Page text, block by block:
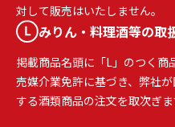
対して販売はいたしません。
みりん・料理酒等の取
掲載商品名頭に「L」のつく
売媒介業免許に基づき、弊社
する酒類商品の注文を取次ぎま